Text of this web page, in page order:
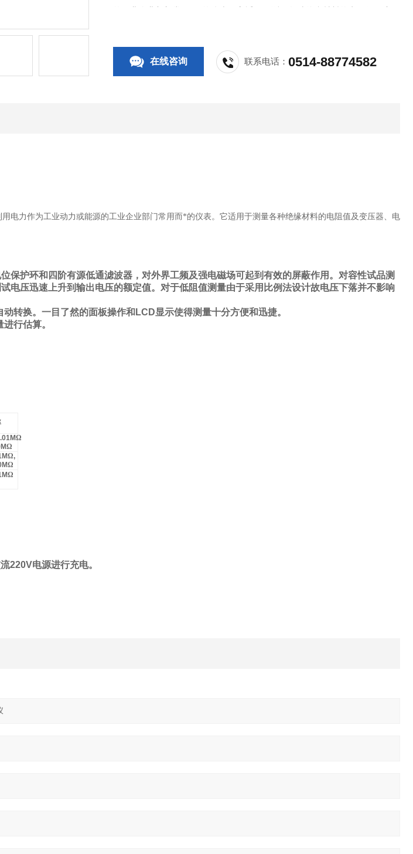
的工业企业部门常用而*的仪表。它适用于测量各种绝缘材料的电阻值及变压
 可充电电池供电，当电池电量不足时有欠压提示。
在线咨询 联系电话：0514-88774582
电力作为工业动力或能源的工业企业部门常用而*的仪表。它适用于测量各种绝缘材料的电阻值及变压器、电
保护环和四阶有源低通滤波器，对外界工频及强电磁场可起到有效的屏蔽作用。对容性试品测
试电压迅速上升到输出电压的额定值。对于低阻值测量由于采用比例法设计故电压下落并不影响
转换。一目了然的面板操作和 LCD显示使得测量十分方便和迅捷。
行估算。
Ω
Ω
Ω,
Ω
Ω
220V电源进行充电。